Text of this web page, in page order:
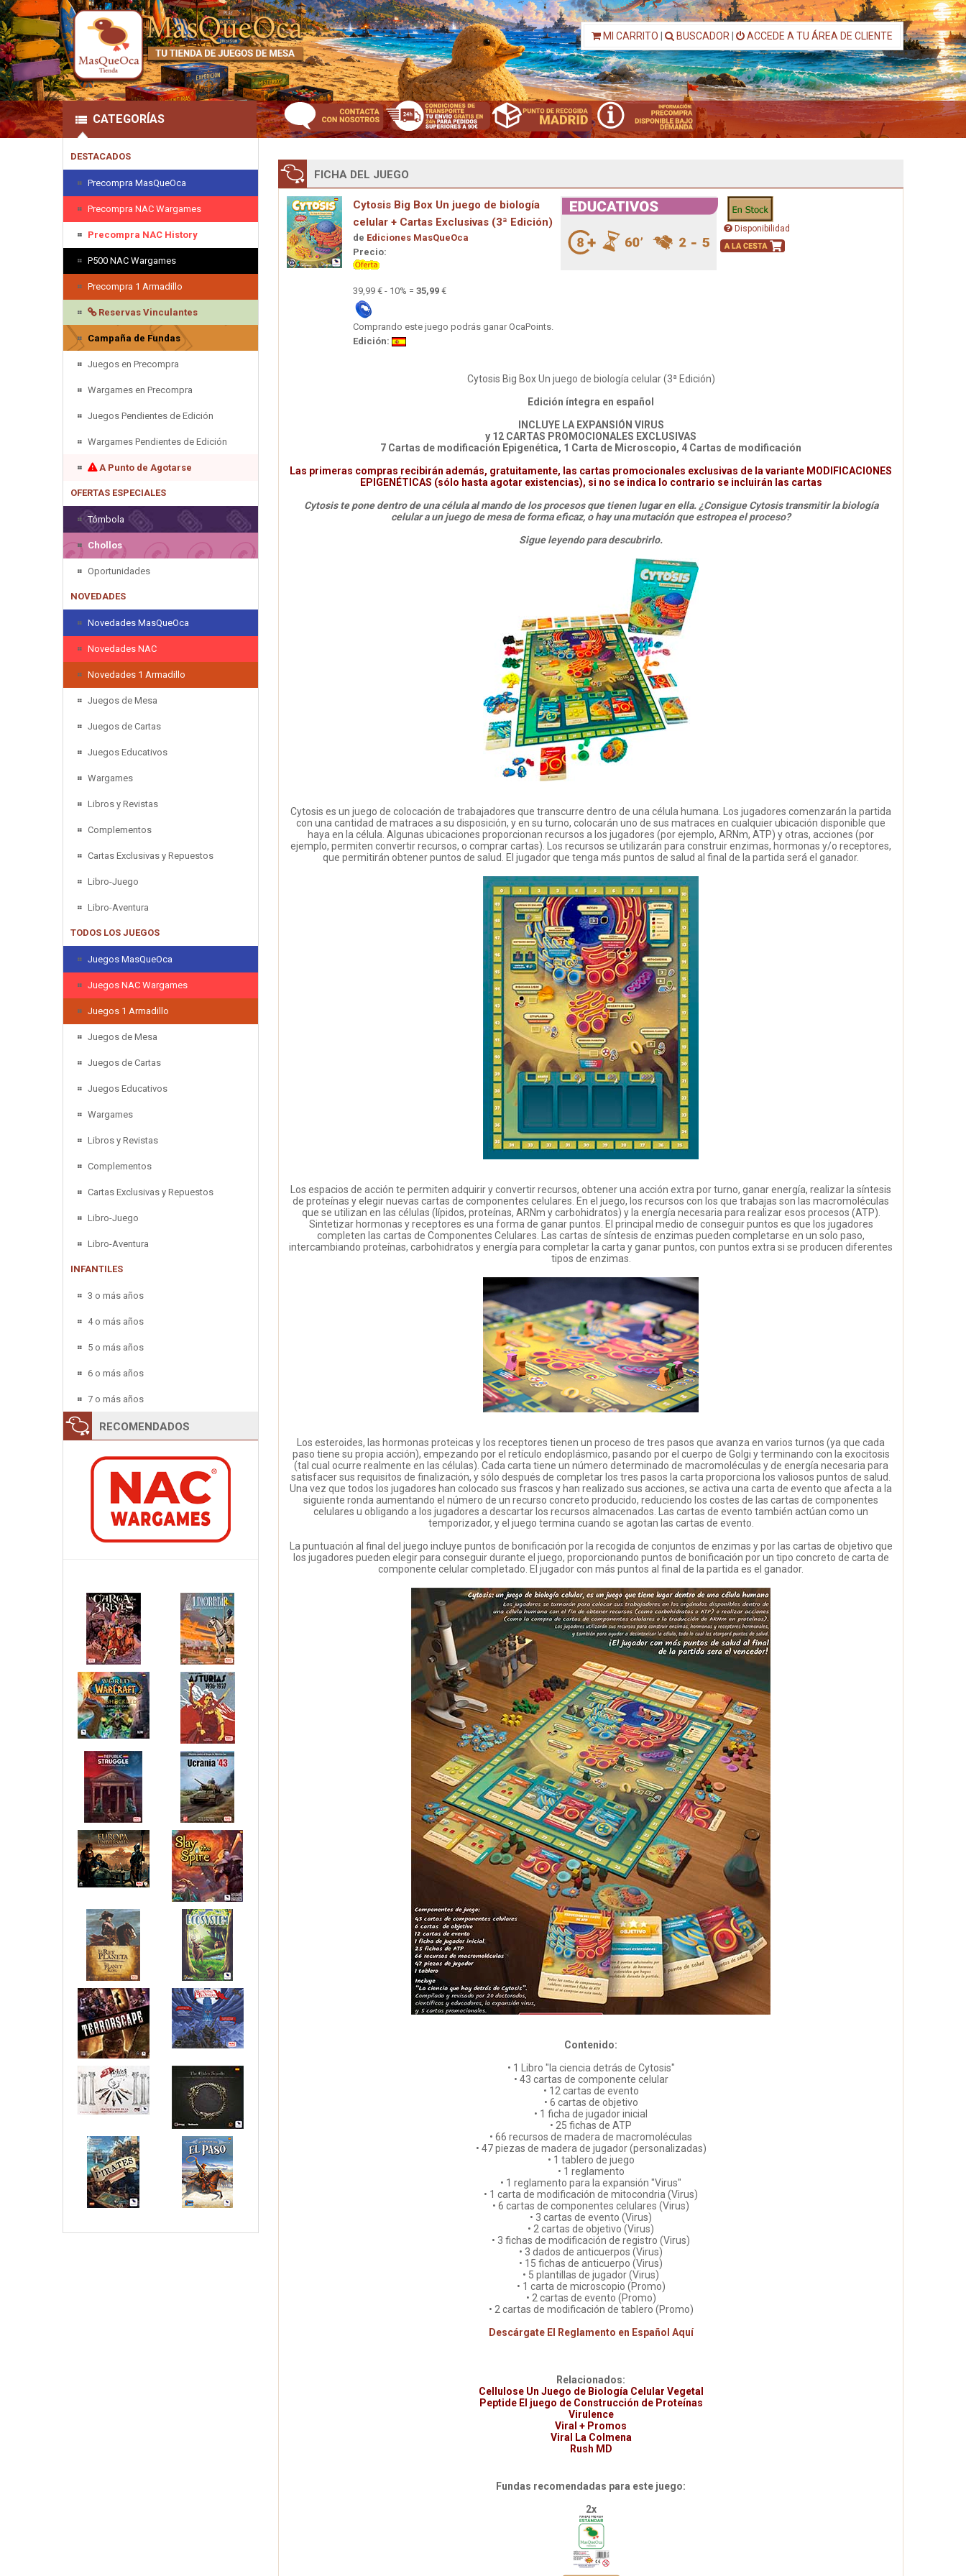
MI CARRITO BUSCADOR ACCEDE A TU ÁREA DE CLIENTE
CATEGORÍAS
DESTACADOS
Precompra MasQueOca
Precompra NAC Wargames
Precompra NAC History
P500 NAC Wargames
Precompra 1 Armadillo
Reservas Vinculantes
Campaña de Fundas
Juegos en Precompra
Wargames en Precompra
Juegos Pendientes de Edición
Wargames Pendientes de Edición
A Punto de Agotarse
OFERTAS ESPECIALES
Tómbola
Chollos
Oportunidades
NOVEDADES
Novedades MasQueOca
Novedades NAC
Novedades 1 Armadillo
Juegos de Mesa
Juegos de Cartas
Juegos Educativos
Wargames
Libros y Revistas
Complementos
Cartas Exclusivas y Repuestos
Libro-Juego
Libro-Aventura
TODOS LOS JUEGOS
Juegos MasQueOca
Juegos NAC Wargames
Juegos 1 Armadillo
Juegos de Mesa
Juegos de Cartas
Juegos Educativos
Wargames
Libros y Revistas
Complementos
Cartas Exclusivas y Repuestos
Libro-Juego
Libro-Aventura
INFANTILES
3 o más años
4 o más años
5 o más años
6 o más años
7 o más años
RECOMENDADOS
FICHA DEL JUEGO
Cytosis Big Box Un juego de biología
celular + Cartas Exclusivas (3ª Edición)
de Ediciones MasQueOca
Precio:
39,99 € - 10% = 35,99 €
Comprando este juego podrás ganar OcaPoints.
Edición:
Disponibilidad
Cytosis Big Box Un juego de biología celular (3ª Edición)
Edición íntegra en español
INCLUYE LA EXPANSIÓN VIRUS
y 12 CARTAS PROMOCIONALES EXCLUSIVAS
7 Cartas de modificación Epigenética, 1 Carta de Microscopio, 4 Cartas de modificación
Las primeras compras recibirán además, gratuitamente, las cartas promocionales exclusivas de la variante MODIFICACIONES
EPIGENÉTICAS (sólo hasta agotar existencias), si no se indica lo contrario se incluirán las cartas
Cytosis te pone dentro de una célula al mando de los procesos que tienen lugar en ella. ¿Consigue Cytosis transmitir la biología
celular a un juego de mesa de forma eficaz, o hay una mutación que estropea el proceso?
Sigue leyendo para descubrirlo.
Cytosis es un juego de colocación de trabajadores que transcurre dentro de una célula humana. Los jugadores comenzarán la partida
con una cantidad de matraces a su disposición, y en su turno, colocarán uno de sus matraces en cualquier ubicación disponible que
haya en la célula. Algunas ubicaciones proporcionan recursos a los jugadores (por ejemplo, ARNm, ATP) y otras, acciones (por
ejemplo, permiten convertir recursos, o comprar cartas). Los recursos se utilizarán para construir enzimas, hormonas y/o receptores,
que permitirán obtener puntos de salud. El jugador que tenga más puntos de salud al final de la partida será el ganador.
Los espacios de acción te permiten adquirir y convertir recursos, obtener una acción extra por turno, ganar energía, realizar la síntesis
de proteínas y elegir nuevas cartas de componentes celulares. En el juego, los recursos con los que trabajas son las macromoléculas
que se utilizan en las células (lípidos, proteínas, ARNm y carbohidratos) y la energía necesaria para realizar esos procesos (ATP).
Sintetizar hormonas y receptores es una forma de ganar puntos. El principal medio de conseguir puntos es que los jugadores
completen las cartas de Componentes Celulares. Las cartas de síntesis de enzimas pueden completarse en un solo paso,
intercambiando proteínas, carbohidratos y energía para completar la carta y ganar puntos, con puntos extra si se producen diferentes
tipos de enzimas.
Los esteroides, las hormonas proteicas y los receptores tienen un proceso de tres pasos que avanza en varios turnos (ya que cada
paso tiene su propia acción), empezando por el retículo endoplásmico, pasando por el cuerpo de Golgi y terminando con la exocitosis
(tal cual ocurre realmente en las células). Cada carta tiene un número determinado de macromoléculas y de energía necesaria para
satisfacer sus requisitos de finalización, y sólo después de completar los tres pasos la carta proporciona los valiosos puntos de salud.
Una vez que todos los jugadores han colocado sus frascos y han realizado sus acciones, se activa una carta de evento que afecta a la
siguiente ronda aumentando el número de un recurso concreto producido, reduciendo los costes de las cartas de componentes
celulares u obligando a los jugadores a descartar los recursos almacenados. Las cartas de evento también actúan como un
temporizador, y el juego termina cuando se agotan las cartas de evento.
La puntuación al final del juego incluye puntos de bonificación por la recogida de conjuntos de enzimas y por las cartas de objetivo que
los jugadores pueden elegir para conseguir durante el juego, proporcionando puntos de bonificación por un tipo concreto de carta de
componente celular completado. El jugador con más puntos al final de la partida es el ganador.
Contenido:
• 1 Libro "la ciencia detrás de Cytosis"
• 43 cartas de componente celular
• 12 cartas de evento
• 6 cartas de objetivo
• 1 ficha de jugador inicial
• 25 fichas de ATP
• 66 recursos de madera de macromoléculas
• 47 piezas de madera de jugador (personalizadas)
• 1 tablero de juego
• 1 reglamento
• 1 reglamento para la expansión "Virus"
• 1 carta de modificación de mitocondria (Virus)
• 6 cartas de componentes celulares (Virus)
• 3 cartas de evento (Virus)
• 2 cartas de objetivo (Virus)
• 3 fichas de modificación de registro (Virus)
• 3 dados de anticuerpos (Virus)
• 15 fichas de anticuerpo (Virus)
• 5 plantillas de jugador (Virus)
• 1 carta de microscopio (Promo)
• 2 cartas de evento (Promo)
• 2 cartas de modificación de tablero (Promo)
Descárgate El Reglamento en Español Aquí
Relacionados:
Cellulose Un Juego de Biología Celular Vegetal
Peptide El juego de Construcción de Proteínas
Virulence
Viral + Promos
Viral La Colmena
Rush MD
Fundas recomendadas para este juego:
2x